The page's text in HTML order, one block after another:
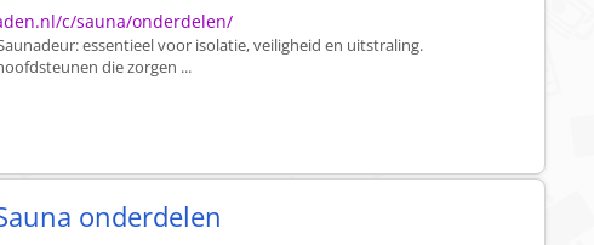
c/sauna/onderdelen/
essentieel voor isolatie, veiligheid en uitstraling.
die zorgen ...
onderdelen